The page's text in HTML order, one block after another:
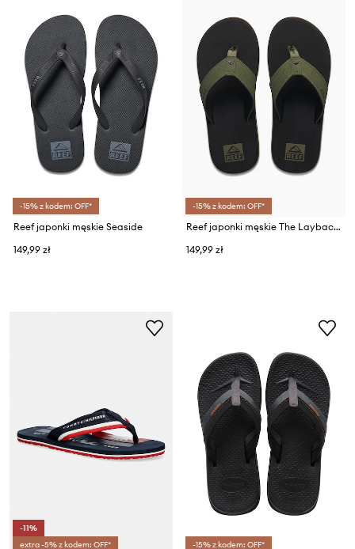
-15% z kodem: OFF*
Reef japonki męskie Seaside
149,99 zł
-15% z kodem: OFF*
Reef japonki męskie The Layback
149,99 zł
-11%
extra -5% z kodem: OFF*
-15% z kodem: OFF*